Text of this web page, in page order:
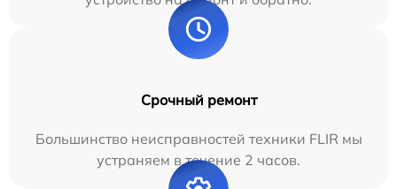
Срочный ремонт
Большинство неисправностей техники FLIR мы
устраняем в течение 2 часов.